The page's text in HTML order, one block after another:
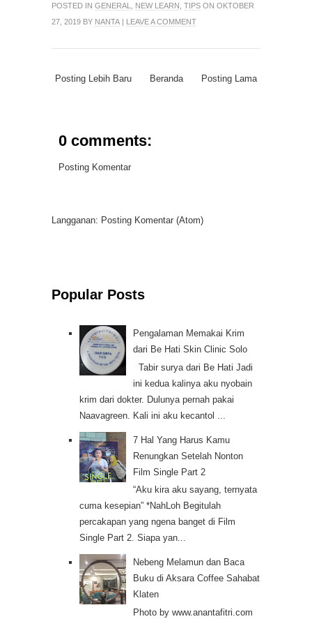
POSTED IN GENERAL NEW LEARN TIPS ON OKTOBER
27, 2019 BY NANTA LEAVE A COMMENT
Posting Lebih Baru Posting Lama
Beranda
0 comments:
Posting Komentar
Langganan: Posting Komentar (Atom)
Popular Posts
Pengalaman Memakai Krim
dari Be Hati Skin Clinic Solo
Tabir surya dari Be Hati Jadi
ini kedua kalinya aku nyobain
krim dari dokter. Dulunya pernah pakai
Naavagreen. Kali ini aku kecantol ...
7 Hal Yang Harus Kamu
Renungkan Setelah Nonton
Film Single Part 2
“Aku kira aku sayang, ternyata
cuma kesepian” *NahLoh Begitulah
percakapan yang ngena banget di Film
Single Part 2. Siapa yan...
Nebeng Melamun dan Baca
Buku di Aksara Coffee Sahabat
Klaten
Photo by www.anantafitri.com